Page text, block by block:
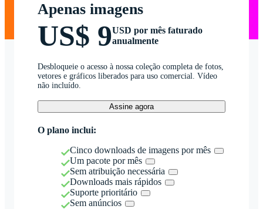
Apenas imagens
US$ 9USD por mês faturado
anualmente
Desbloqueie o acesso à nossa coleção completa de fotos,
vetores e gráficos liberados para uso comercial. Vídeo
não incluído.
Assine agora
O plano inclui:
Cinco downloads de imagens por mês
Um pacote por mês
Sem atribuição necessária
Downloads mais rápidos
Suporte prioritário
Sem anúncios